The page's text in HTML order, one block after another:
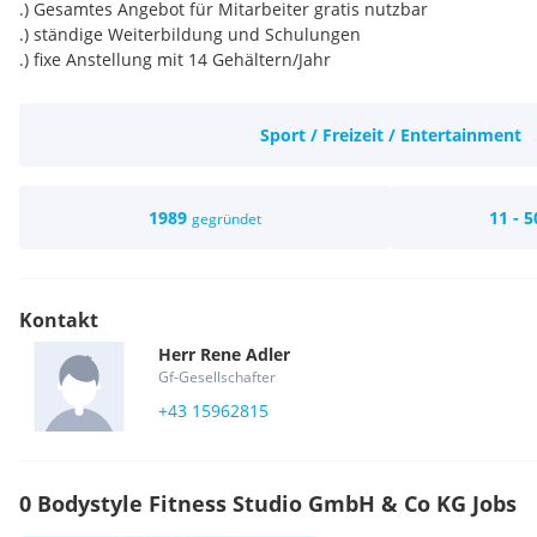
.) Gesamtes Angebot für Mitarbeiter gratis nutzbar
.) ständige Weiterbildung und Schulungen
.) fixe Anstellung mit 14 Gehältern/Jahr
Sport / Freizeit / Entertainment
1989 gegründet 11 -
Kontakt
Herr Rene Adler
Gf-Gesellschafter
+43 15962815
0 Bodystyle Fitness Studio GmbH & Co KG Jobs